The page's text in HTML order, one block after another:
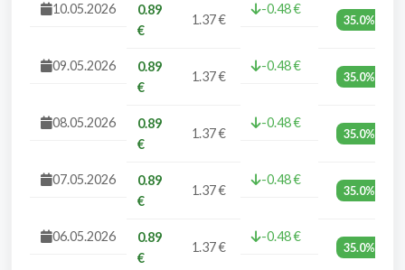
10.05.2026
0.89
€
1.37 €
-0.48 €
35.0%
09.05.2026
0.89
€
1.37 €
-0.48 €
35.0%
08.05.2026
0.89
€
1.37 €
-0.48 €
35.0%
07.05.2026
0.89
€
1.37 €
-0.48 €
35.0%
06.05.2026
0.89
€
1.37 €
-0.48 €
35.0%